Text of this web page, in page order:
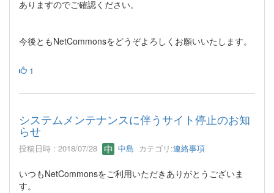
ありますのでご確認ください。
今後ともNetCommonsをどうぞよろしくお願いいたします。
1
システムメンテナンスに伴うサイト停止のお知
らせ
投稿日時 : 2018/07/28 中島 カテゴリ:連絡事項
いつもNetCommonsをご利用いただきありがとうございま
す。